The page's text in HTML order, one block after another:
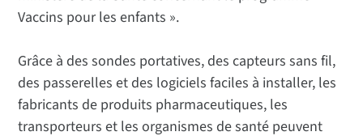
Vaccins pour les enfants ».
Grâce à des sondes portatives, des capteurs sans fil,
des passerelles et des logiciels faciles à installer, les
fabricants de produits pharmaceutiques, les
transporteurs et les organismes de santé peuvent